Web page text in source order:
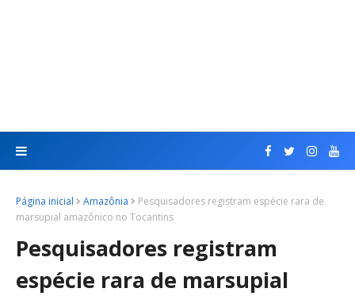
Página inicial Amazônia
Pesquisadores registram espécie rara de
marsupial amazônico no Tocantins
Pesquisadores registram
espécie rara de marsupial